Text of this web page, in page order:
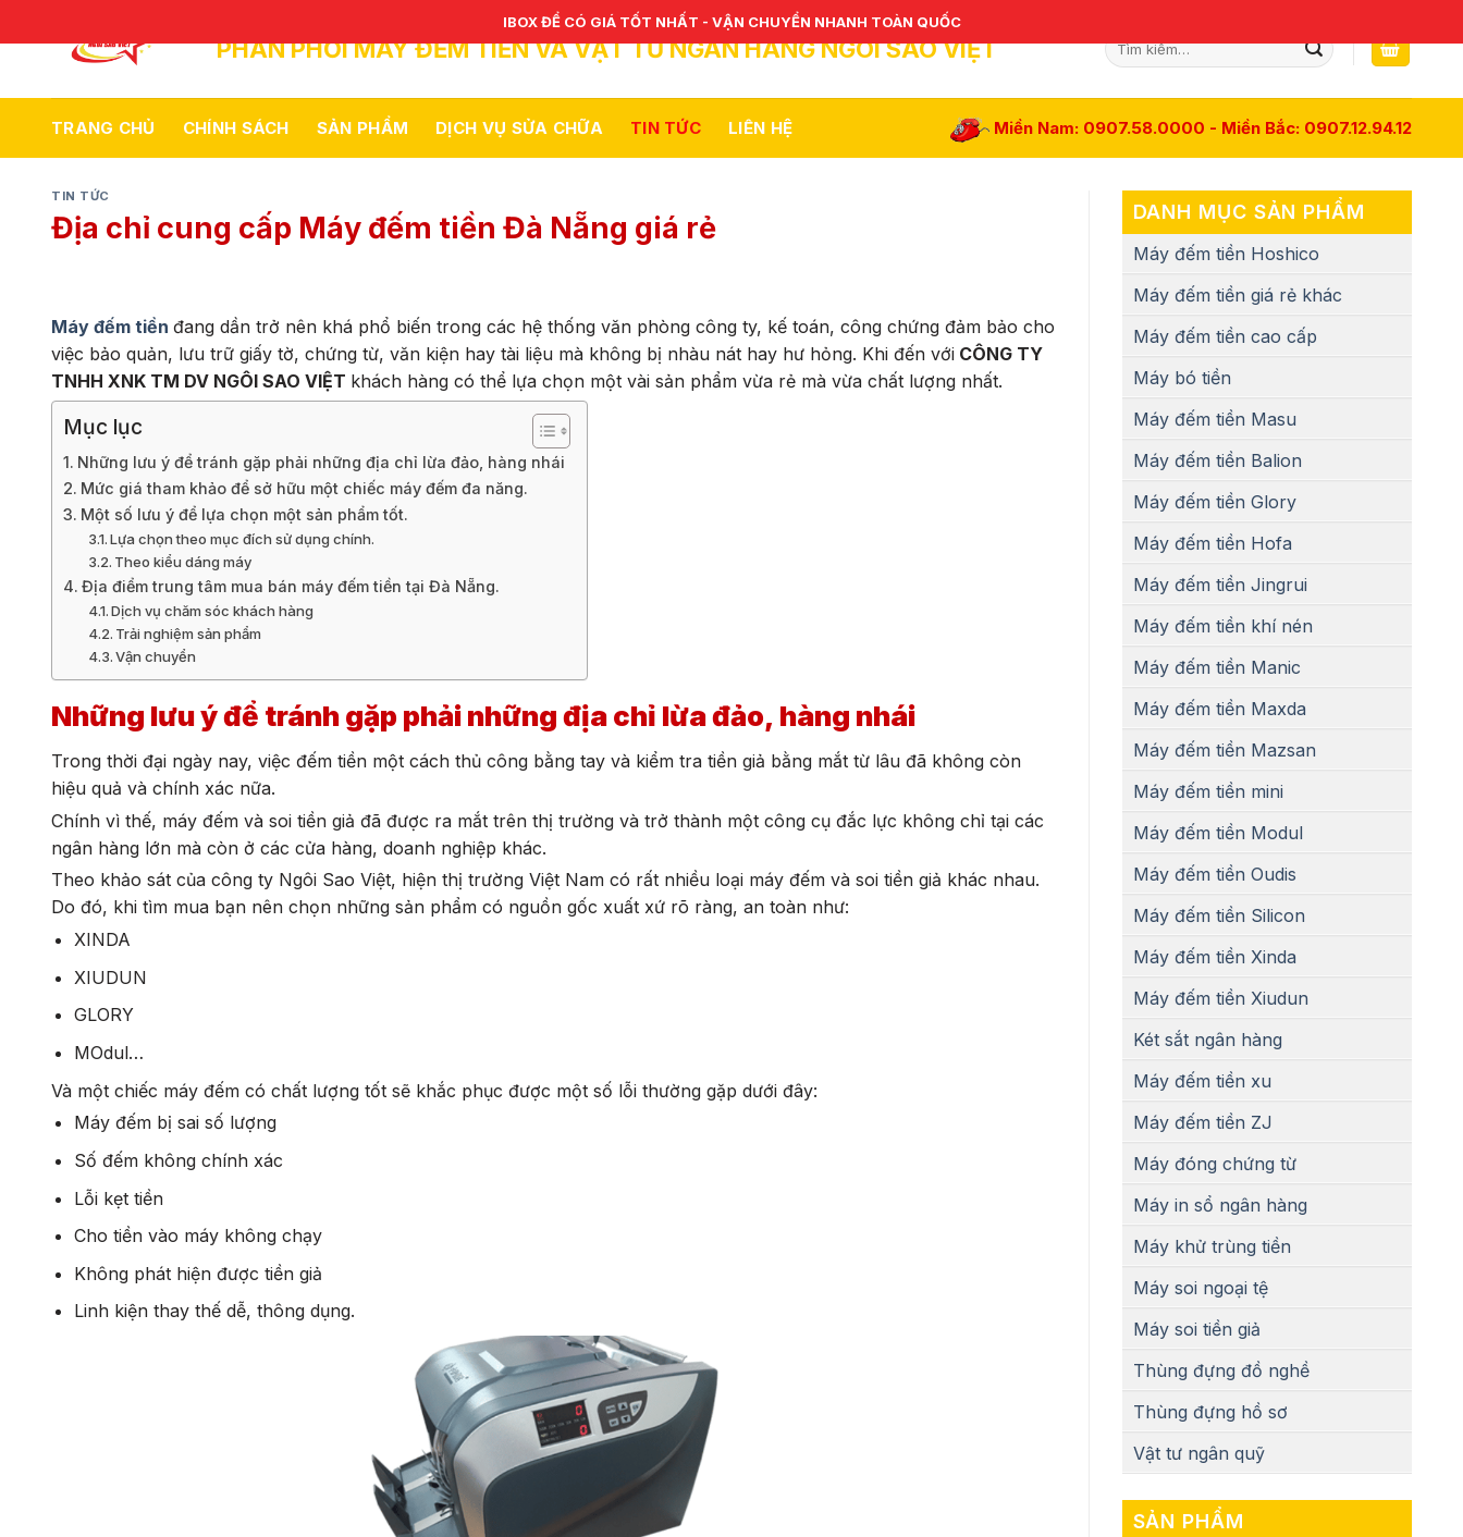
to
PHÂN PHỐI MÁY ĐẾM TIỀN VÀ VẬT TƯ NGÂN HÀNG NGÔI SAO VIỆT
Tìm
kiếm:
TRANG CHỦ CHÍNH SÁCH SẢN PHẨM DỊCH VỤ SỬA CHỮA TIN TỨC LIÊN HỆ Miền Nam: 0907.58.0000 - Miền Bắc: 0907.12.94.12
TIN TỨC
Địa chỉ cung cấp Máy đếm tiền Đà Nẵng giá rẻ
Máy đếm tiền đang dần trở nên khá phổ biến trong các hệ thống văn phòng công ty, kế toán, công chứng đảm bảo cho
việc bảo quản, lưu trữ giấy tờ, chứng từ, văn kiện hay tài liệu mà không bị nhàu nát hay hư hỏng. Khi đến với CÔNG TY
TNHH XNK TM DV NGÔI SAO VIỆT khách hàng có thể lựa chọn một vài sản phẩm vừa rẻ mà vừa chất lượng nhất.
Mục lục
Những lưu ý để tránh gặp phải những địa chỉ lừa đảo, hàng nhái
Mức giá tham khảo để sở hữu một chiếc máy đếm đa năng.
Một số lưu ý để lựa chọn một sản phẩm tốt.
Lựa chọn theo mục đích sử dụng chính.
Theo kiểu dáng máy
Địa điểm trung tâm mua bán máy đếm tiền tại Đà Nẵng.
Dịch vụ chăm sóc khách hàng
Trải nghiệm sản phẩm
Vận chuyển
Những lưu ý để tránh gặp phải những địa chỉ lừa đảo, hàng nhái
Trong thời đại ngày nay, việc đếm tiền một cách thủ công bằng tay và kiểm tra tiền giả bằng mắt từ lâu đã không còn
hiệu quả và chính xác nữa.
Chính vì thế, máy đếm và soi tiền giả đã được ra mắt trên thị trường và trở thành một công cụ đắc lực không chỉ tại các
ngân hàng lớn mà còn ở các cửa hàng, doanh nghiệp khác.
Theo khảo sát của công ty Ngôi Sao Việt, hiện thị trường Việt Nam có rất nhiều loại máy đếm và soi tiền giả khác nhau.
Do đó, khi tìm mua bạn nên chọn những sản phẩm có nguồn gốc xuất xứ rõ ràng, an toàn như:
XINDA
XIUDUN
GLORY
MOdul…
Và một chiếc máy đếm có chất lượng tốt sẽ khắc phục được một số lỗi thường gặp dưới đây:
Máy đếm bị sai số lượng
Số đếm không chính xác
Lỗi kẹt tiền
Cho tiền vào máy không chạy
Không phát hiện được tiền giả
Linh kiện thay thế dễ, thông dụng.
DANH MỤC SẢN PHẨM
Máy đếm tiền Hoshico
Máy đếm tiền giá rẻ khác
Máy đếm tiền cao cấp
Máy bó tiền
Máy đếm tiền Masu
Máy đếm tiền Balion
Máy đếm tiền Glory
Máy đếm tiền Hofa
Máy đếm tiền Jingrui
Máy đếm tiền khí nén
Máy đếm tiền Manic
Máy đếm tiền Maxda
Máy đếm tiền Mazsan
Máy đếm tiền mini
Máy đếm tiền Modul
Máy đếm tiền Oudis
Máy đếm tiền Silicon
Máy đếm tiền Xinda
Máy đếm tiền Xiudun
Két sắt ngân hàng
Máy đếm tiền xu
Máy đếm tiền ZJ
Máy đóng chứng từ
Máy in sổ ngân hàng
Máy khử trùng tiền
Máy soi ngoại tệ
Máy soi tiền giả
Thùng đựng đồ nghề
Thùng đựng hồ sơ
Vật tư ngân quỹ
SẢN PHẨM
IBOX ĐỂ CÓ GIÁ TỐT NHẤT - VẬN CHUYỂN NHANH TOÀN QUỐC